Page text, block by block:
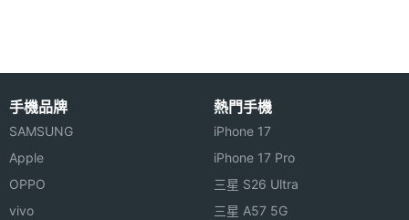
主螢幕
觸控採
手機品牌
SAMSUNG
Apple
OPPO
vivo
熱門手機
iPhone 17
iPhone 17 Pro
三星 S26 Ultra
三星 A57 5G